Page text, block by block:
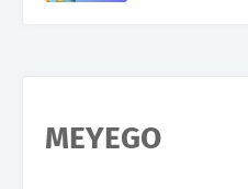
MEYEGO